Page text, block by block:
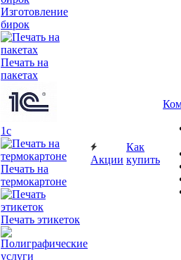
Изготовление
бирок
Печать на
пакетах
1c
Печать на
термокартоне
Печать этикеток
Акции
Как
купить